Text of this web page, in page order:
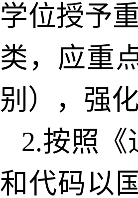
学位授予
类，应重
别），强
2.按照
和代码以